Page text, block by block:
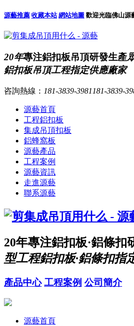
源藝推薦 收藏本站 網站地圖 歡迎光臨佛山源
20年專注鋁扣板吊頂研發生產
鋁扣板吊頂工程指定供應廠家
咨詢熱線： 181-3839-3981 181-3839-
源藝首頁
工程鋁扣板
集成吊頂扣板
鋁蜂窩板
源藝產品
工程案例
源藝資訊
走進源藝
聯系源藝
20年專注鋁扣板·鋁條扣
型工程鋁扣板·鋁條扣指
產品中心 工程案例 公司簡介
源藝首頁